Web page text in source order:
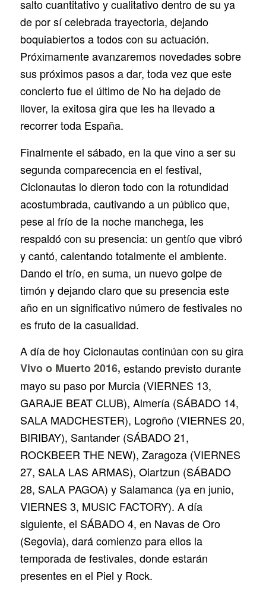
salto cuantitativo y cualitativo dentro de su ya
de por sí celebrada trayectoria, dejando
boquiabiertos a todos con su actuación.
Próximamente avanzaremos novedades sobre
sus próximos pasos a dar, toda vez que este
concierto fue el último de No ha dejado de
llover, la exitosa gira que les ha llevado a
recorrer toda España.
Finalmente el sábado, en la que vino a ser su
segunda comparecencia en el festival,
Ciclonautas lo dieron todo con la rotundidad
acostumbrada, cautivando a un público que,
pese al frío de la noche manchega, les
respaldó con su presencia: un gentío que vibró
y cantó, calentando totalmente el ambiente.
Dando el trío, en suma, un nuevo golpe de
timón y dejando claro que su presencia este
año en un significativo número de festivales no
es fruto de la casualidad.
A día de hoy Ciclonautas continúan con su gira
Vivo o Muerto 2016, estando previsto durante
mayo su paso por Murcia (VIERNES 13,
GARAJE BEAT CLUB), Almería (SÁBADO 14,
SALA MADCHESTER), Logroño (VIERNES 20,
BIRIBAY), Santander (SÁBADO 21,
ROCKBEER THE NEW), Zaragoza (VIERNES
27, SALA LAS ARMAS), Oiartzun (SÁBADO
28, SALA PAGOA) y Salamanca (ya en junio,
VIERNES 3, MUSIC FACTORY). A día
siguiente, el SÁBADO 4, en Navas de Oro
(Segovia), dará comienzo para ellos la
temporada de festivales, donde estarán
presentes en el Piel y Rock.